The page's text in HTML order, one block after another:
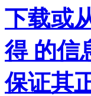
下载或
得 的信
保证其